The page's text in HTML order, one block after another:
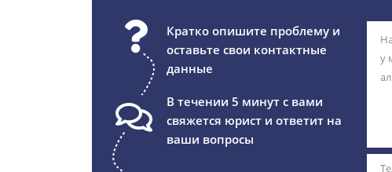
Кратко опишите проблему и
оставьте свои контактные
данные
В течении 5 минут с вами
свяжется юрист и ответит на
ваши вопросы